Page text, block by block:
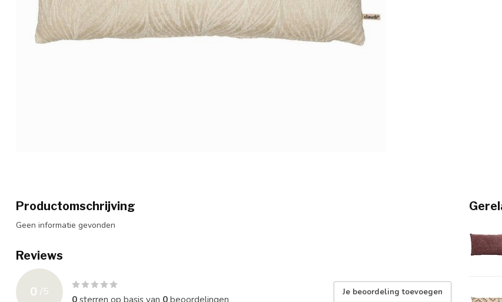
Productomschrijving
Geen informatie gevonden
Reviews
0 /5
0sterren op basis van 0beoordelingen
Je beoordeling toevoegen